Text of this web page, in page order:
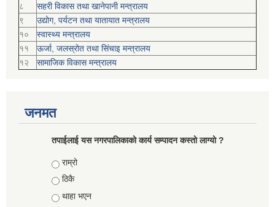
८
सहरी विकास तथा खानेपानी मन्त्रालय
९
उद्योग, पर्यटन तथा यातायात मन्त्रालय
१०
स्वास्थ्य मन्त्रालय
११
ऊर्जा, जलस्रोत तथा सिंचाइ मन्त्रालय
१२
सामाजिक विकास मन्‍‍त्रालय
जनमत
तपाईलाई यस नगरपालिकाको कार्य सम्पादन कस्तो लाग्यो ?
Choices
राम्रो
ठिकै
थाहा भएन